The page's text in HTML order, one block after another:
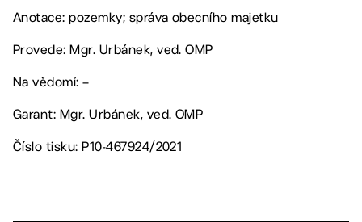
Anotace: pozemky; správa obecního majetku
Provede: Mgr. Urbánek, ved. OMP
Na vědomí: –
Garant: Mgr. Urbánek, ved. OMP
Číslo tisku: P10-467924/2021